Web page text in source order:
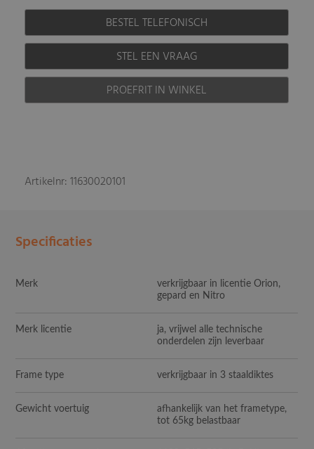
BESTEL TELEFONISCH
STEL EEN VRAAG
PROEFRIT IN WINKEL
Artikelnr: 11630020101
Specificaties
Merk
verkrijgbaar in licentie Orion,
gepard en Nitro
Merk licentie
ja, vrijwel alle technische
onderdelen zijn leverbaar
Frame type verkrijgbaar in 3 staaldiktes
Gewicht voertuig
afhankelijk van het frametype,
tot 65kg belastbaar